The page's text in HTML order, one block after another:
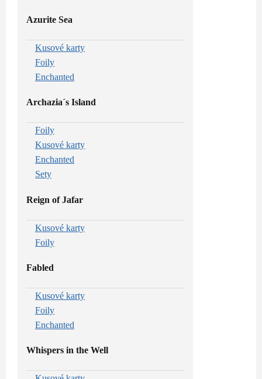
Azurite Sea
Kusové karty
Foily
Enchanted
Archazia´s Island
Foily
Kusové karty
Enchanted
Sety
Reign of Jafar
Kusové karty
Foily
Fabled
Kusové karty
Foily
Enchanted
Whispers in the Well